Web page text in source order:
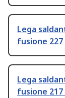
Lega
fusione 227
Lega
fusione 217